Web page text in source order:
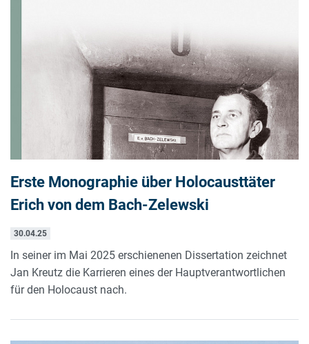
Erste Monographie über Holocausttäter
Erich von dem Bach-Zelewski
30.04.25
In seiner im Mai 2025 erschienenen Dissertation zeichnet
Jan Kreutz die Karrieren eines der Hauptverantwortlichen
für den Holocaust nach.